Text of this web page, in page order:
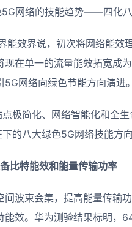
网络的技能趋势——四化八
能效界说，初次将网络能效
在单一的流量能效拓宽成
网络向绿色节能方向演进。
极简化、网络智能化和全
的八大绿色5G网络技能方向
比特能效和能量传输功率
波束会集，提高能量传输
效。华为测验结果标明，